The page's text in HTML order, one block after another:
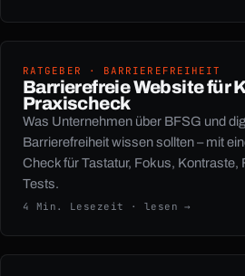
RATGEBER · BARRIEREFREIHEIT
Barrierefreie Website für
Praxischeck
Was Unternehmen über BFSG und
Barrierefreiheit wissen sollten – mit
Check für Tastatur, Fokus, Kontraste,
Tests.
4 Min. Lesezeit · lesen →